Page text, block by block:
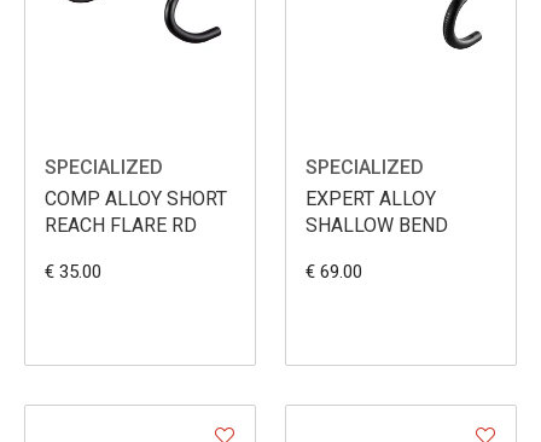
SPECIALIZED
COMP ALLOY SHORT
REACH FLARE RD
€ 35.00
SPECIALIZED
EXPERT ALLOY
SHALLOW BEND
€ 69.00